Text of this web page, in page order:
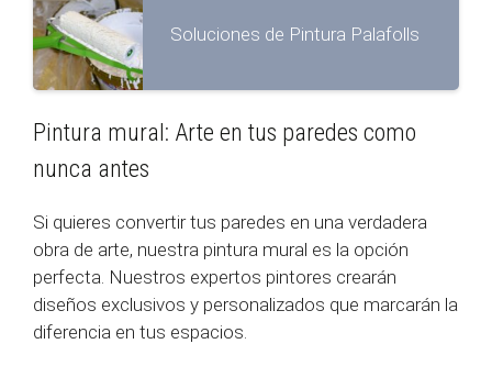
Soluciones de Pintura Palafolls
Pintura mural: Arte en tus paredes como
nunca antes
Si quieres convertir tus paredes en una verdadera
obra de arte, nuestra pintura mural es la opción
perfecta. Nuestros expertos pintores crearán
diseños exclusivos y personalizados que marcarán la
diferencia en tus espacios.